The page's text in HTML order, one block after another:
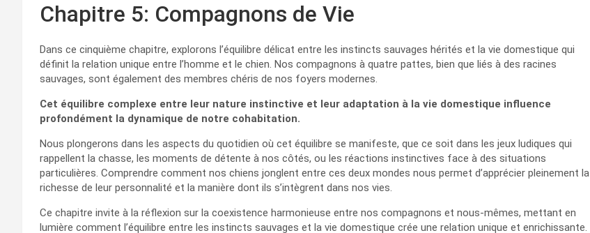
Chapitre 5: Compagnons de Vie
Dans ce cinquième chapitre, explorons l’équilibre délicat entre les instincts sauvages hérités et la vie domestique qui
définit la relation unique entre l’homme et le chien. Nos compagnons à quatre pattes, bien que liés à des racines
sauvages, sont également des membres chéris de nos foyers modernes.
Cet équilibre complexe entre leur nature instinctive et leur adaptation à la vie domestique influence
profondément la dynamique de notre cohabitation.
Nous plongerons dans les aspects du quotidien où cet équilibre se manifeste, que ce soit dans les jeux ludiques qui
rappellent la chasse, les moments de détente à nos côtés, ou les réactions instinctives face à des situations
particulières. Comprendre comment nos chiens jonglent entre ces deux mondes nous permet d’apprécier pleinement la
richesse de leur personnalité et la manière dont ils s’intègrent dans nos vies.
Ce chapitre invite à la réflexion sur la coexistence harmonieuse entre nos compagnons et nous-mêmes, mettant en
lumière comment l’équilibre entre les instincts sauvages et la vie domestique crée une relation unique et enrichissante.